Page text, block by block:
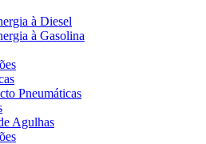
à Diesel
à Gasolina
Pneumáticas
Agulhas